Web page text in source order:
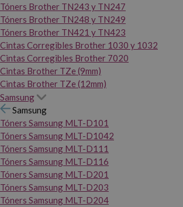
Tóners Brother TN243 y TN247
Tóners Brother TN248 y TN249
Tóners Brother TN421 y TN423
Cintas Corregibles Brother 1030 y 1032
Cintas Corregibles Brother 7020
Cintas Brother TZe (9mm)
Cintas Brother TZe (12mm)
Samsung
Samsung
Tóners Samsung MLT-D101
Tóners Samsung MLT-D1042
Tóners Samsung MLT-D111
Tóners Samsung MLT-D116
Tóners Samsung MLT-D201
Tóners Samsung MLT-D203
Tóners Samsung MLT-D204